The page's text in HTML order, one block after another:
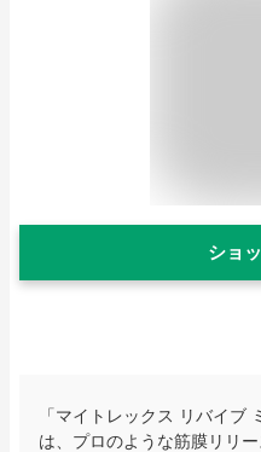
ショ
「マイトレックス リバイブ
は、プロのような筋膜リリ